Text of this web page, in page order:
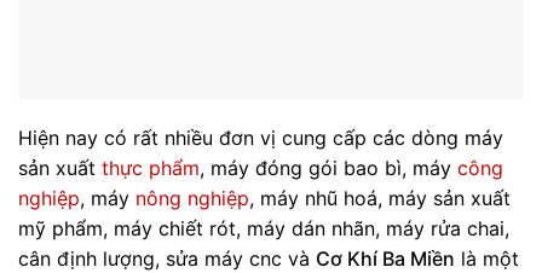
Hiện nay có rất nhiều đơn vị cung cấp các dòng máy
sản xuất thực phẩm, máy đóng gói bao bì, máy công
nghiệp, máy nông nghiệp, máy nhũ hoá, máy sản xuất
mỹ phẩm, máy chiết rót, máy dán nhãn, máy rửa chai,
cân định lượng, sửa máy cnc và Cơ Khí Ba Miền là một